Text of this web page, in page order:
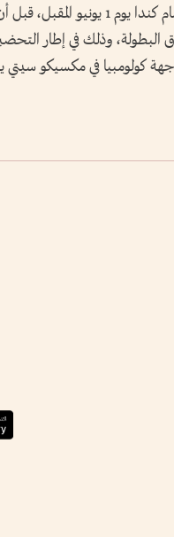
أوزبكستان أيضاً مباراة أمام
البطولة، وذلك في إطار